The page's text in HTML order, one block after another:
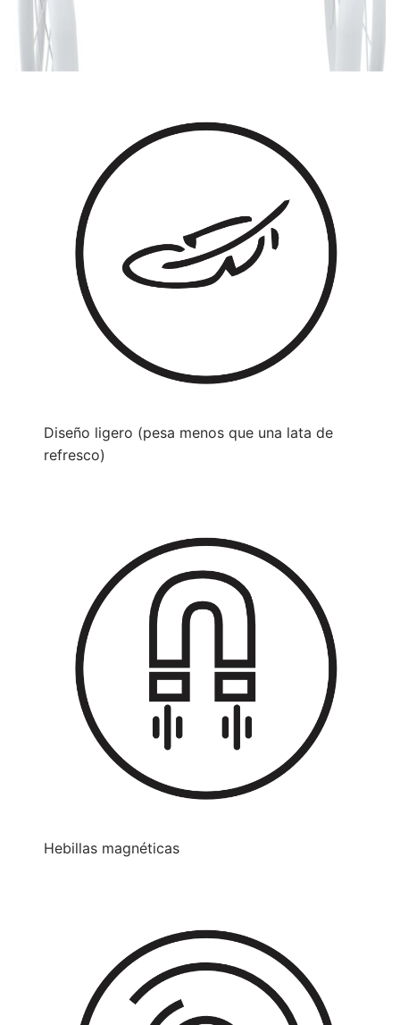
Diseño ligero (pesa menos que una lata de
refresco)
Hebillas magnéticas